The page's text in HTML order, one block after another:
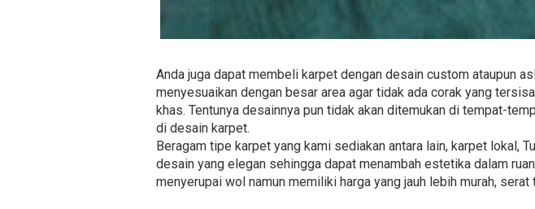
Anda juga dapat membeli karpet dengan desain custom ataupun
menyesuaikan dengan besar area agar tidak ada corak yang
khas. Tentunya desainnya pun tidak akan ditemukan di tempat-
di desain karpet.
Beragam tipe karpet yang kami sediakan antara lain, karpet lokal,
desain yang elegan sehingga dapat menambah estetika dalam
menyerupai wol namun memiliki harga yang jauh lebih murah,